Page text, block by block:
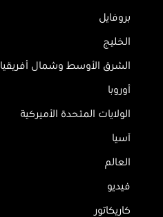
بروفايل
الخليج
الشرق الأوسط وشمال أفريقيا
أوروبا
الولايات المتحدة الأميركية
آسيا
العالم
فيديو
كاريكاتور